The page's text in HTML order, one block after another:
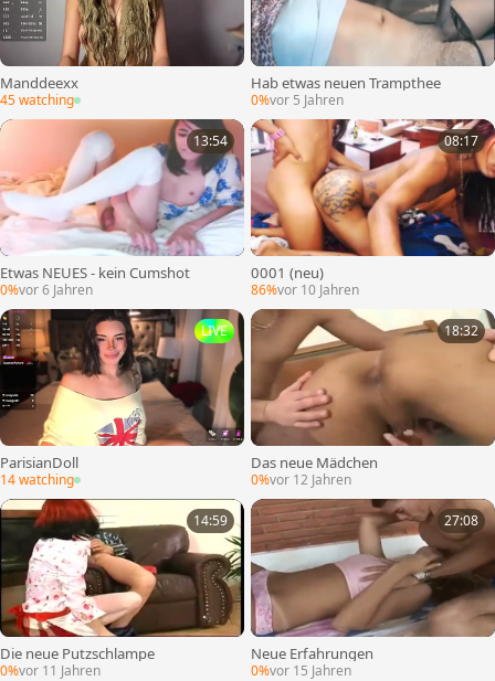
Manddeexx
45 watching
Hab etwas neuen Trampthee
0%vor 5 Jahren
13:54
Etwas NEUES - kein Cumshot
0%vor 6 Jahren
08:17
0001 (neu)
86%vor 10 Jahren
LIVE
ParisianDoll
14 watching
18:32
Das neue Mädchen
0%vor 12 Jahren
14:59
Die neue Putzschlampe
0%vor 11 Jahren
27:08
Neue Erfahrungen
0%vor 15 Jahren